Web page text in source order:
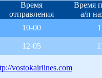
Время
отправления
Время
а/п
10-00
12-05
vostokairlines.com